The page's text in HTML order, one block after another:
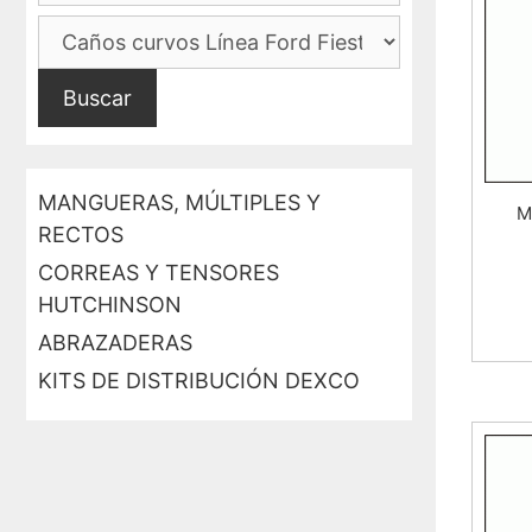
Buscar
MANGUERAS, MÚLTIPLES Y
RECTOS
CORREAS Y TENSORES
HUTCHINSON
ABRAZADERAS
KITS DE DISTRIBUCIÓN DEXCO